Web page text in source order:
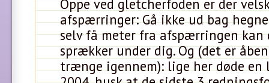
Oppe ved gletcherfoden er der
afspærringer: Gå ikke ud bag
selv få meter fra afspærringen kan
sprækker under dig. Og (det er
trænge igennem): lige her døde